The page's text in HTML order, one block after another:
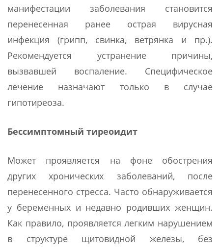
манифестации заболевания становится
перенесенная ранее острая вирусная
инфекция (грипп, свинка, ветрянка и пр.).
Рекомендуется устранение причины,
вызвавшей воспаление. Специфическое
лечение назначают только в случае
гипотиреоза.
Бессимптомный тиреоидит
Может проявляется на фоне обострения
других хронических заболеваний, после
перенесенного стресса. Часто обнаруживается
у беременных и недавно родивших женщин.
Как правило, проявляется легким нарушением
в структуре щитовидной железы, без